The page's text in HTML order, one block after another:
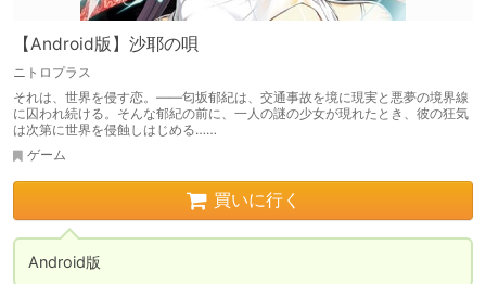
【Android版】沙耶の唄
ニトロプラス
それは、世界を侵す恋。――匂坂郁紀は、交通事故を境に現実と悪夢の境界線
に囚われ続ける。そんな郁紀の前に、一人の謎の少女が現れたとき、彼の狂気
は次第に世界を侵蝕しはじめる……
ゲーム
買いに行く
Android版